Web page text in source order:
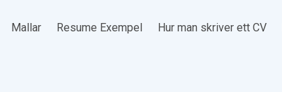
Mallar Resume Exempel Hur man skriver ett CV